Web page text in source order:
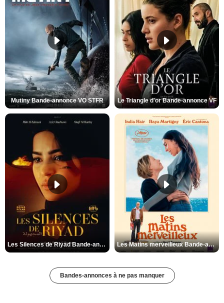
Mutiny Bande-annonce VO STFR Le Triangle d'or Bande-annonce VF
Les Silences de Riyad Bande-annonce VO STFR Les Matins merveilleux Bande-annonce VF
Bandes-annonces à ne pas manquer